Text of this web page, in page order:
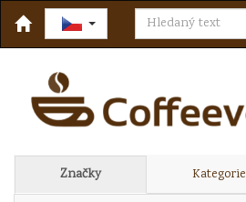
Značky Kategorie